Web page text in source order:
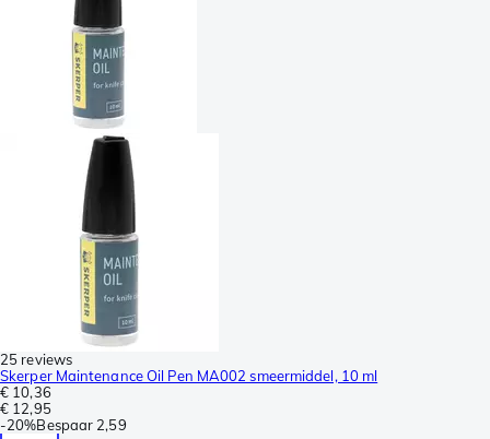
25 reviews
Skerper Maintenance Oil Pen MA002 smeermiddel, 10 ml
€ 10,36
€ 12,95
-20%Bespaar 2,59